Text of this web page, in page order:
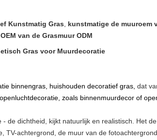
Kunstmatig Gras kunstmatige de muuroem
van de Grasmuur ODM
Gras voor Muurdecoratie
binnengras, huishouden decoratief gras, dat
zoals binnenmuurdecor of
de dichtheid, kijkt natuurlijk en realistisch. Het
TV-achtergrond, de muur van de